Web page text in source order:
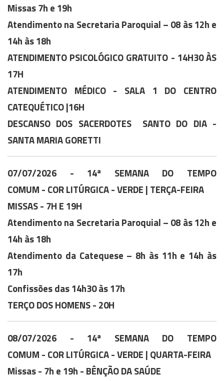
Missas 7h e 19h
Atendimento na Secretaria Paroquial – 08 às 12h e
14h às 18h
ATENDIMENTO PSICOLÓGICO GRATUITO - 14H30 ÀS
17H
ATENDIMENTO MÉDICO - SALA 1 DO CENTRO
CATEQUÉTICO |16H
DESCANSO DOS SACERDOTES SANTO DO DIA -
SANTA MARIA GORETTI
07/07/2026 - 14ª SEMANA DO TEMPO
COMUM - COR LITÚRGICA - VERDE | TERÇA-FEIRA
MISSAS - 7H E 19H
Atendimento na Secretaria Paroquial – 08 às 12h e
14h às 18h
Atendimento da Catequese – 8h às 11h e 14h às
17h
Confissões das 14h30 às 17h
TERÇO DOS HOMENS - 20H
08/07/2026 - 14ª SEMANA DO TEMPO
COMUM - COR LITÚRGICA - VERDE | QUARTA-FEIRA
Missas - 7h e 19h - BÊNÇÃO DA SAÚDE